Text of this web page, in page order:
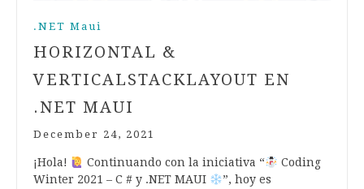
.NET Maui
HORIZONTAL &
VERTICALSTACKLAYOUT EN
.NET MAUI
December 24, 2021
¡Hola! Continuando con la iniciativa “
Coding
Winter 2021 – C # y .NET MAUI
”, hoy es